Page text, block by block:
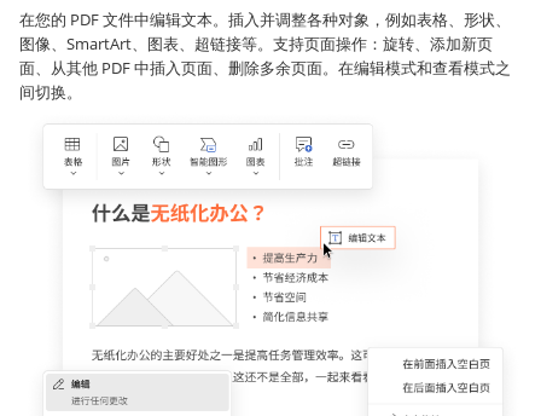
在您的 PDF 文件中编辑文本。插入并调整各种对象，例如表格、形状、
图像、SmartArt、图表、超链接等。支持页面操作：旋转、添加新页
面、从其他 PDF 中插入页面、删除多余页面。在编辑模式和查看模式之
间切换。